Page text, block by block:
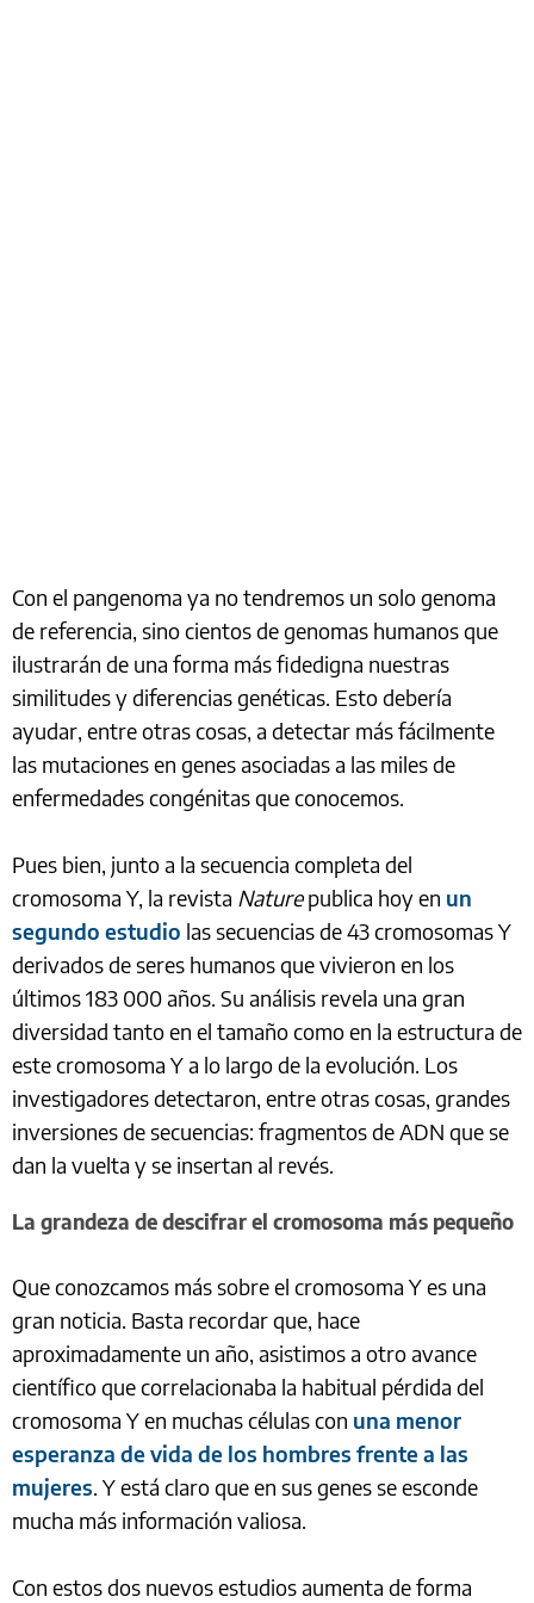
Con el pangenoma ya no tendremos un solo genoma
de referencia, sino cientos de genomas humanos que
ilustrarán de una forma más fidedigna nuestras
similitudes y diferencias genéticas. Esto debería
ayudar, entre otras cosas, a detectar más fácilmente
las mutaciones en genes asociadas a las miles de
enfermedades congénitas que conocemos.
Pues bien, junto a la secuencia completa del
cromosoma Y, la revista Naturepublica hoy en un
segundo estudio las secuencias de 43 cromosomas Y
derivados de seres humanos que vivieron en los
últimos 183 000 años. Su análisis revela una gran
diversidad tanto en el tamaño como en la estructura de
este cromosoma Y a lo largo de la evolución. Los
investigadores detectaron, entre otras cosas, grandes
inversiones de secuencias: fragmentos de ADN que se
dan la vuelta y se insertan al revés.
La grandeza de descifrar el cromosoma más pequeño
Que conozcamos más sobre el cromosoma Y es una
gran noticia. Basta recordar que, hace
aproximadamente un año, asistimos a otro avance
científico que correlacionaba la habitual pérdida del
cromosoma Y en muchas células con una menor
esperanza de vida de los hombres frente a las
mujeres. Y está claro que en sus genes se esconde
mucha más información valiosa.
Con estos dos nuevos estudios aumenta de forma